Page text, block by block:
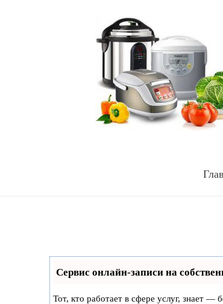
Сервис онлайн-записи на
Тот, кто работает в сфере услуг, знает —